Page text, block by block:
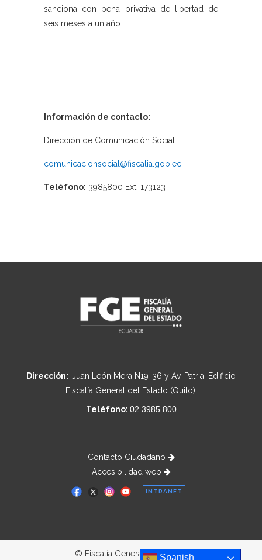
sanciona con pena privativa de libertad de
seis meses a un año.
Información de contacto:
Dirección de Comunicación Social
comunicacionsocial@fiscalia.gob.ec
Teléfono: 3985800 Ext. 173123
Dirección: Juan León Mera N19-36 y Av. Patria, Edificio
Fiscalía General del Estado (Quito).
Teléfono: 02 3985 800
Contacto Ciudadano
Accesibilidad web
INTRANET
© Fiscalía General del Estado
Spanish